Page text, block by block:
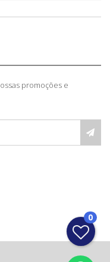
promoções e
0